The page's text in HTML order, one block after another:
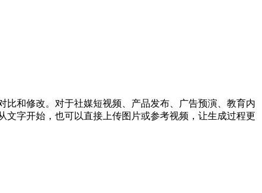
和修改。对于社媒短视频、产品发布、广告预演、教育内
字开始，也可以直接上传图片或参考视频，让生成过程更